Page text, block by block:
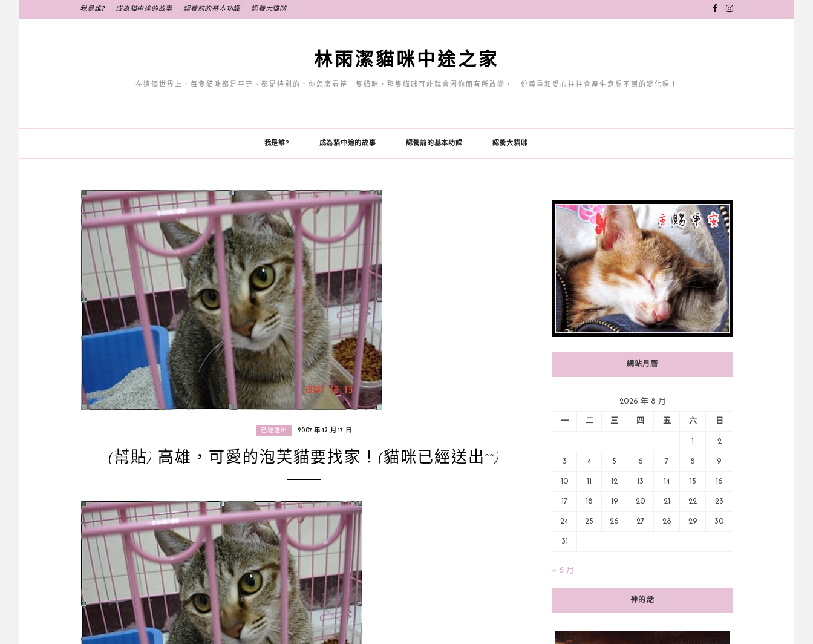
至
我是誰? 成為貓中途的故事 認養前的基本功課 認養大貓咪
林雨潔貓咪中途之家
在這個世界上，每隻貓咪都是平等、都是特別的，你怎麼看待一隻貓咪，那隻貓咪可能就會因你而有所改變，一份尊重和愛心往往會產生意想不到的變化喔！
我是誰? 成為貓中途的故事 認養前的基本功課 認養大貓咪
已經送出 2007 年 12 月 17 日
(幫貼) 高雄，可愛的泡芙貓要找家！(貓咪已經送出^^)
網站月曆
2026 年 8 月
一 二 三 四 五 六 日
2
3 4 5 6 7 8 9
10 12 13 14 15 16
17 18 19 20 21 22 23
24 25 26 27 28 29 30
31
« 6 月
神的話